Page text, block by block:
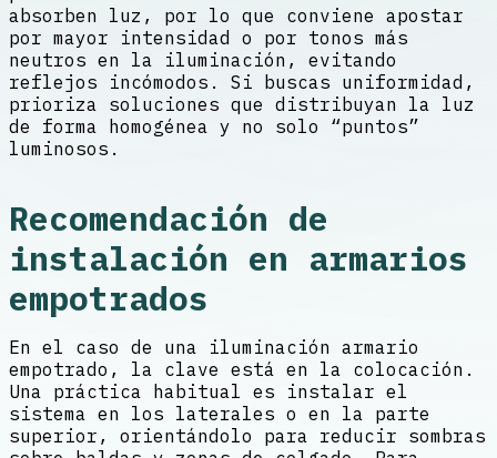
absorben luz, por lo que conviene apostar
por mayor intensidad o por tonos más
neutros en la iluminación, evitando
reflejos incómodos. Si buscas uniformidad,
prioriza soluciones que distribuyan la luz
de forma homogénea y no solo “puntos”
luminosos.
Recomendación de
instalación en armarios
empotrados
En el caso de una iluminación armario
empotrado, la clave está en la colocación.
Una práctica habitual es instalar el
sistema en los laterales o en la parte
superior, orientándolo para reducir sombras